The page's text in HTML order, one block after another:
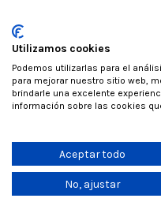
Otros
Contáctanos
Utilizamos cookies
Podemos utilizarlas para el
para mejorar nuestro sitio web,
brindarle una excelente
información sobre las cookies
Aceptar todo
No, ajustar